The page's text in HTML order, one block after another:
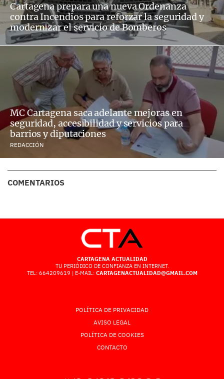
Cartagena prepara una nueva Ordenanza
contra Incendios para reforzar la seguridad y
modernizar el servicio de Bomberos
MC Cartagena saca adelante mejoras en
seguridad, accesibilidad y servicios para
barrios y diputaciones
REDACCIÓN
COMENTARIOS
CARTAGENA ACTUALIDAD
TU PERIÓDICO DE CONFIANZA EN INTERNET.
TEL: 664209619 | E-MAIL: CARTAGENACTUALIDAD@GMAIL.COM
POLÍTICA DE PRIVACIDAD
AVISO LEGAL
POLÍTICA DE COOKIES
CONTACTO